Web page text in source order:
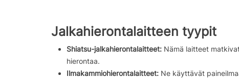
Jalkahierontalaitteen tyypit
Shiatsu-jalkahierontalaitteet:Nämä laitteet
hierontaa.
Ilmakammiohierontalaitteet:Ne käyttävät